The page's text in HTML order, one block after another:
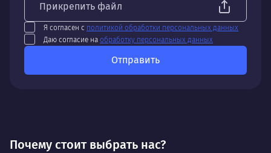
Прикрепить файл
Я согласен с политикой обработки персональных данных
Даю согласие на обработку персональных данных
Отправить
Почему стоит выбрать нас?